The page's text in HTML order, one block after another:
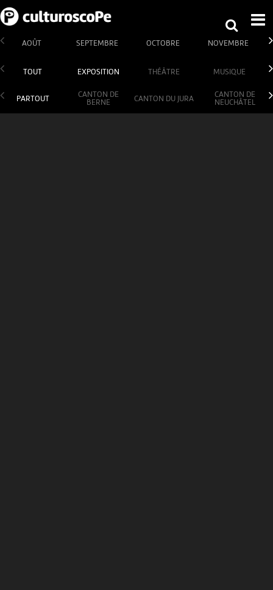
AOÛT SEPTEMBRE OCTOBRE NOVEMBRE
TOUT EXPOSITION THÉÂTRE MUSIQUE
PARTOUT
CANTON DE
BERNE
CANTON DU JURA
CANTON DE
NEUCHÂTEL